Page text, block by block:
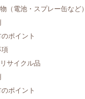
（電池・スプレー缶など）
ポイント
項
サイクル品
ポイント